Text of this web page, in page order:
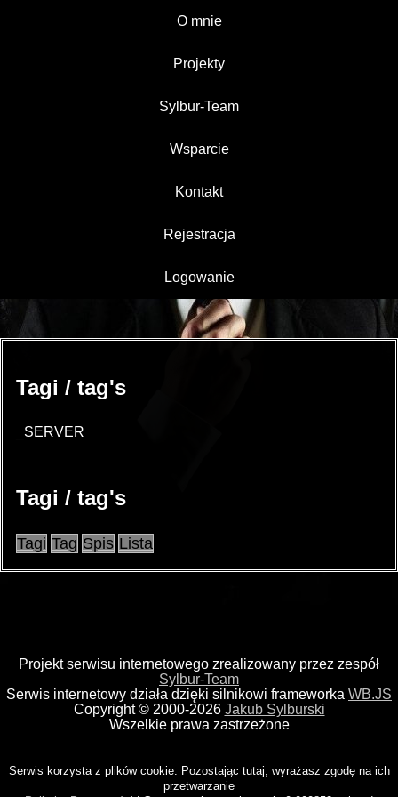
O mnie
Projekty
Sylbur-Team
Wsparcie
Kontakt
Rejestracja
Logowanie
Tagi / tag's
_SERVER
Tagi / tag's
Tagi Tag Spis Lista
Projekt serwisu internetowego zrealizowany przez zespół
Sylbur-Team
Serwis internetowy działa dzięki silnikowi frameworka WB.JS
Copyright © 2000-2026 Jakub Sylburski
Wszelkie prawa zastrzeżone
Serwis korzysta z plików cookie. Pozostając tutaj, wyrażasz zgodę na ich
przetwarzanie